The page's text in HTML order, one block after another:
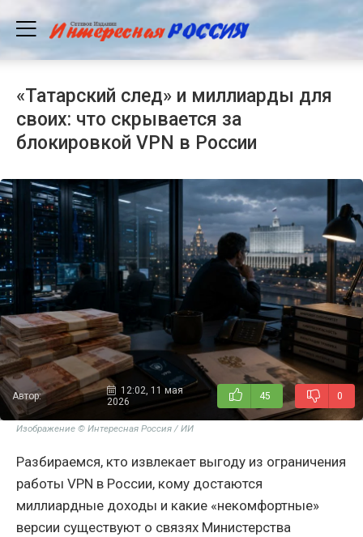
«Татарский след» и миллиарды для
своих: что скрывается за
блокировкой VPN в России
Автор:
12:02, 11 мая
2026
45 0
Изображение © Интересная Россия / ИИ
Разбираемся, кто извлекает выгоду из ограничения
работы VPN в России, кому достаются
миллиардные доходы и какие «некомфортные»
версии существуют о связях Министерства